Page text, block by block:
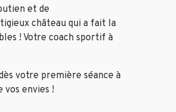
et de
château qui a fait la
! Votre coach sportif à
votre première séance à
envies !